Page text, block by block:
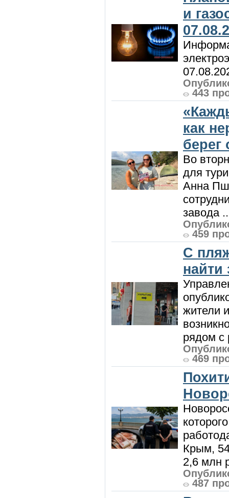
и
443
как
берег
Во
для
Анна
завода
459
С
жители
рядом с
469
Крым,
2,6 млн
487